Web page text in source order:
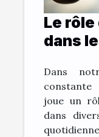
Le
dans
Dans
joue un
dans